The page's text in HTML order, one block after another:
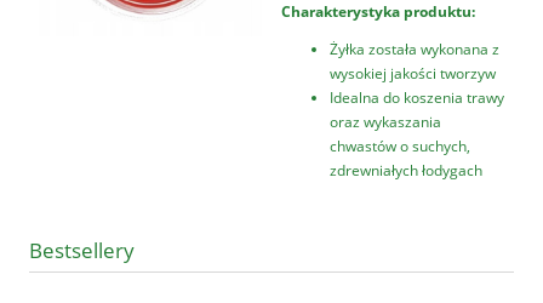
Charakterystyka produktu:
Żyłka została wykonana z
wysokiej jakości tworzyw
Idealna do koszenia trawy
oraz wykaszania
chwastów o suchych,
zdrewniałych łodygach
Bestsellery